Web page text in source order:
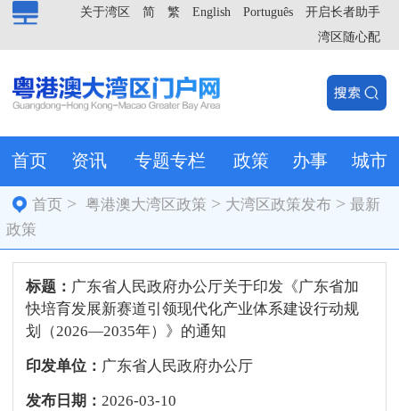
开启长者助手
Português
English
繁
简
关于湾区
湾区随心配
首页 资讯 专题专栏 政策 办事 城市
首页 >粤港澳大湾区政策 > 大湾区政策发布 >最新
政策
标题： 广东省人民政府办公厅关于印发《广东省加
快培育发展新赛道引领现代化产业体系建设行动规
划（2026—2035年）》的通知
印发单位： 广东省人民政府办公厅
发布日期： 2026-03-10